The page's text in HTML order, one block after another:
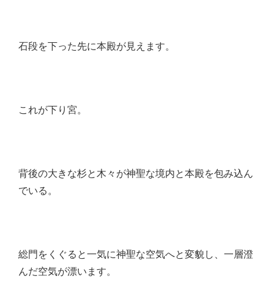
石段を下った先に本殿が見えます。
これが下り宮。
背後の大きな杉と木々が神聖な境内と本殿を包み込ん
でいる。
総門をくぐると一気に神聖な空気へと変貌し、一層澄
んだ空気が漂います。